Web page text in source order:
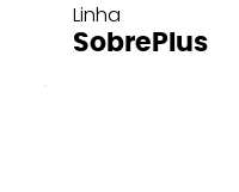
Linha
SobrePlus